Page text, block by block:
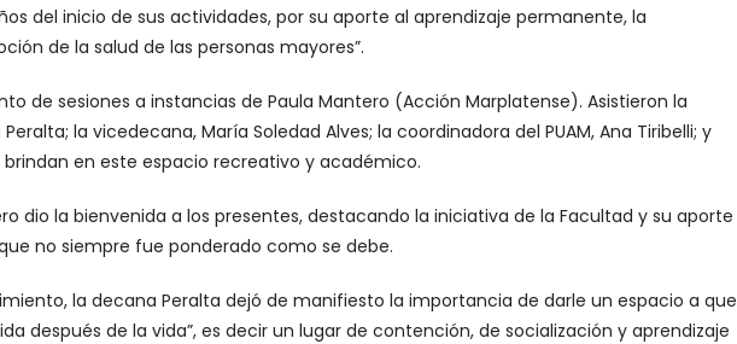
del inicio de sus actividades, por su aporte al aprendizaje permanente, la
de la salud de las personas mayores”.
de sesiones a instancias de Paula Mantero (Acción Marplatense). Asistieron la
la vicedecana, María Soledad Alves; la coordinadora del PUAM, Ana Tiribelli; y
en este espacio recreativo y académico.
dio la bienvenida a los presentes, destacando la iniciativa de la Facultad y su aporte
no siempre fue ponderado como se debe.
la decana Peralta dejó de manifiesto la importancia de darle un espacio a que
después de la vida”, es decir un lugar de contención, de socialización y aprendizaje